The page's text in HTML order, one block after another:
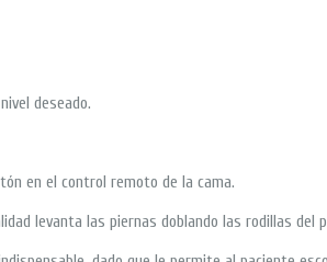
deseado.
en el control remoto de la cama.
levanta las piernas doblando las rodillas del